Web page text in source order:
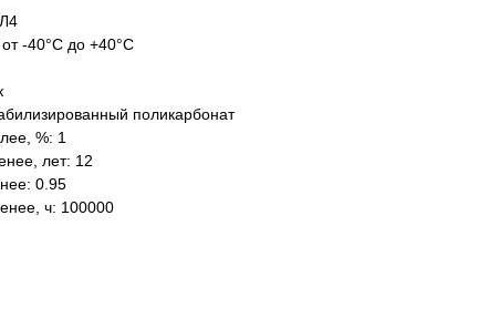
-40°C до +40°C
поликарбонат
%: 1
лет: 12
0.95
ч: 100000